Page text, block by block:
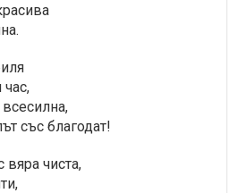
със благодат!
вяра чиста,